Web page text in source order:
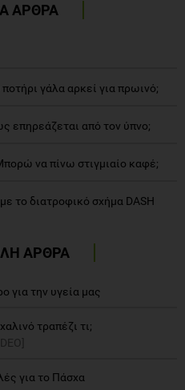
ΑΡΘΡΑ
γάλα αρκεί για πρωινό;
επηρεάζεται από τον ύπνο;
να πίνω στιγμιαίο καφέ;
το διατροφικό σχήμα DASH
ΑΡΘΡΑ
για την υγεία μας
τραπέζι τι;
για το Πάσχα